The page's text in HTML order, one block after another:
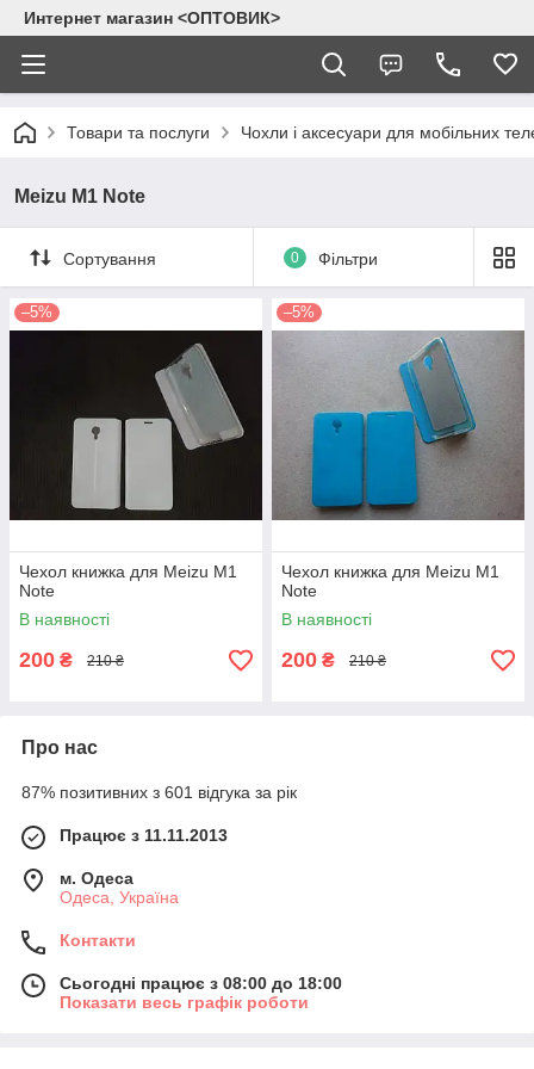
Интернет магазин <ОПТОВИК>
Товари та послуги Чохли і аксесуари для мобільних
Meizu M1 Note
Сортування 0 Фільтри
–5%
Чехол книжка для Meizu M1
Note
В наявності
200 ₴ 210 ₴
–5%
Чехол книжка для Meizu M1
Note
В наявності
200 ₴ 210 ₴
Про нас
87% позитивних з 601 відгука за рік
Працює з 11.11.2013
м. Одеса
Одеса, Україна
Контакти
Сьогодні працює з 08:00 до 18:00
Показати весь графік роботи